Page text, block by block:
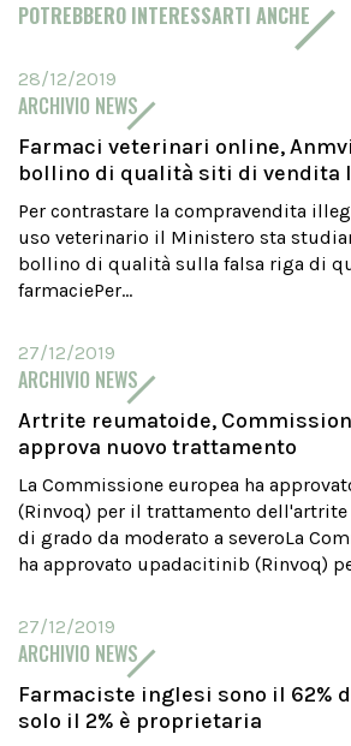
POTREBBERO INTERESSARTI ANCHE
28/12/2019
ARCHIVIO NEWS
Farmaci veterinari online,
bollino di qualità siti di vendita
Per contrastare la compravendita
uso veterinario il Ministero sta
bollino di qualità sulla falsa riga di
farmaciePer...
27/12/2019
ARCHIVIO NEWS
Artrite reumatoide,
approva nuovo trattamento
La Commissione europea ha
(Rinvoq) per il trattamento
di grado da moderato a severoLa
ha approvato upadacitinib (Rinvoq)
27/12/2019
ARCHIVIO NEWS
Farmaciste inglesi sono il 62%
solo il 2% è proprietaria